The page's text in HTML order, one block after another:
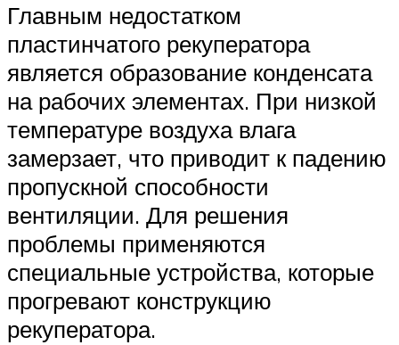
Главным недостатком
пластинчатого рекуператора
является образование конденсата
на рабочих элементах. При низкой
температуре воздуха влага
замерзает, что приводит к падению
пропускной способности
вентиляции. Для решения
проблемы применяются
специальные устройства, которые
прогревают конструкцию
рекуператора.